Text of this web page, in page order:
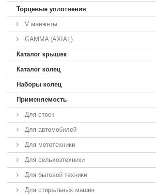
Торцевые уплотнения
V манжеты
GAMMA (AXIAL)
Каталог крышек
Каталог колец
Наборы колец
Применяемость
Для стоек
Для автомобилей
Для мототехники
Для сельхозтехники
Для бытовой техники
Для стиральных машин